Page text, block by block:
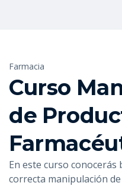
Farmacia
Curso
de
En este curso
correcta manipulación